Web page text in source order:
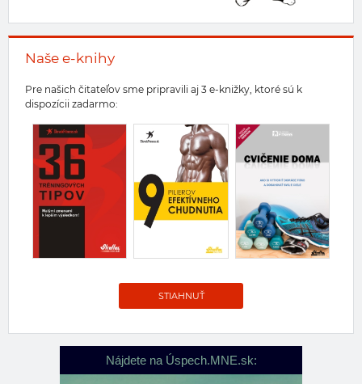
Naše e-knihy
Pre našich čitateľov sme pripravili aj 3 e-knižky, ktoré sú k
dispozícii zadarmo:
STIAHNUŤ